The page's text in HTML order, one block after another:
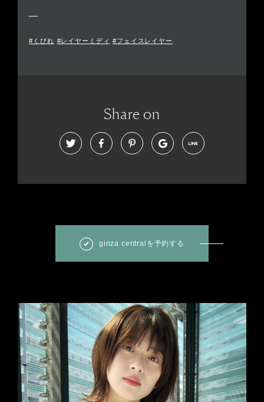
#くびれ #レイヤーミディ #フェイスレイヤー
Share on
ginza centralを予約する